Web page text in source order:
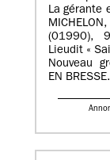
La gérante
(01990),
Lieudit «
Nouveau
EN BRESSE.